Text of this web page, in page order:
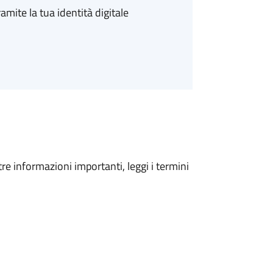
la tua identità digitale
informazioni importanti, leggi i termini